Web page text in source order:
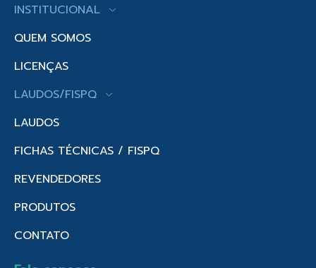
INSTITUCIONAL
QUEM SOMOS
LICENÇAS
LAUDOS/FISPQ
LAUDOS
FICHAS TÉCNICAS / FISPQ
REVENDEDORES
PRODUTOS
CONTATO